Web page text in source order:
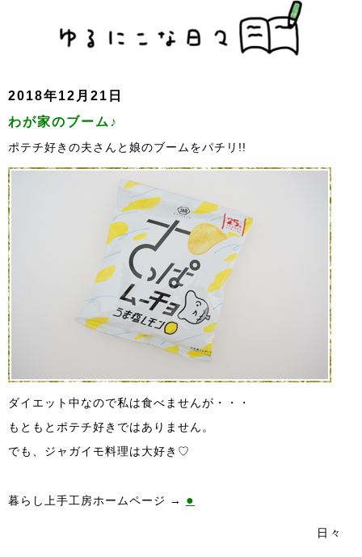
2018年12月21日
わが家のブーム♪
ポテチ好きの夫さんと娘のブームをパチリ!!
ダイエット中なので私は食べませんが・・・
もともとポテチ好きではありません。
でも、ジャガイモ料理は大好き♡
暮らし上手工房ホームページ → ●
日々